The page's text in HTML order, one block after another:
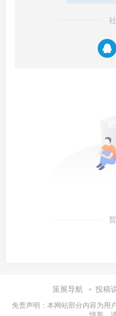
策展导航 投稿
免责声明：本网站部分内容为用